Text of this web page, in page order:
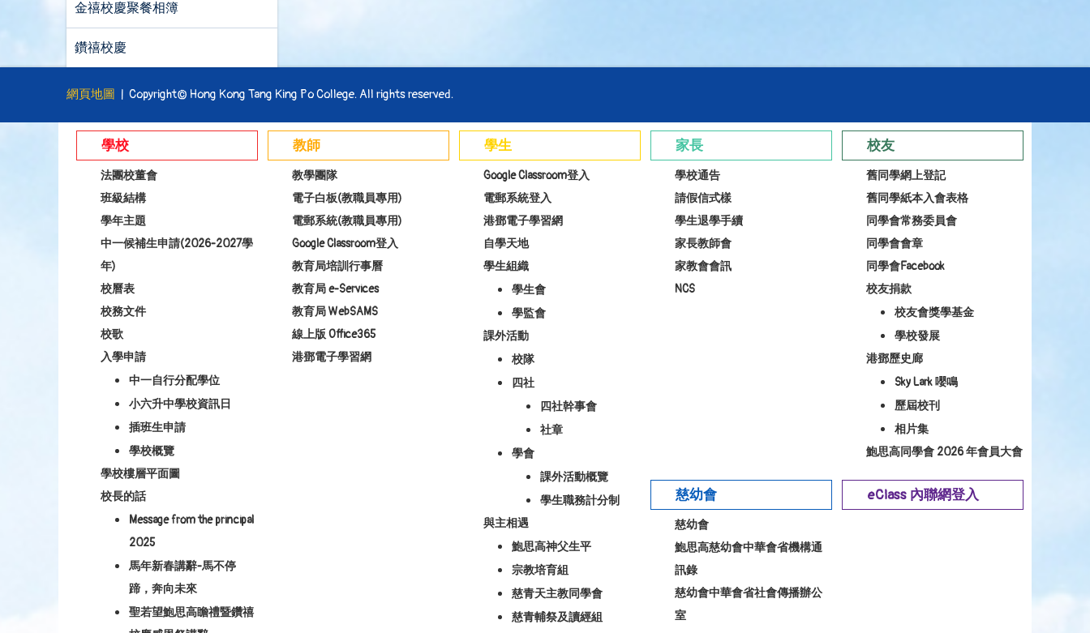
金禧校慶聚餐相簿
鑽禧校慶
網頁地圖 | Copyright© Hong Kong Tang King Po College. All rights reserved.
學校
法團校董會
班級結構
學年主題
中一候補生申請(2026-2027學
年)
校曆表
校務文件
校歌
入學申請
中一自行分配學位
小六升中學校資訊日
插班生申請
學校概覽
學校樓層平面圖
校長的話
Message from the principal
2025
馬年新春講辭-馬不停
蹄，奔向未來
聖若望鮑思高瞻禮暨鑽禧
教師
教學團隊
電子白板(教職員專用)
電郵系統(教職員專用)
Google Classroom登入
教育局培訓行事曆
教育局 e-Services
教育局 WebSAMS
線上版 Office365
港鄧電子學習網
學生
Google Classroom登入
電郵系統登入
港鄧電子學習網
自學天地
學生組織
學生會
學監會
課外活動
校隊
四社
四社幹事會
社章
學會
課外活動概覽
學生職務計分制
與主相遇
鮑思高神父生平
宗教培育組
慈青天主教同學會
慈青輔祭及讀經組
家長
學校通告
請假信式樣
學生退學手續
家長教師會
家教會會訊
NCS
校友
舊同學網上登記
舊同學紙本入會表格
同學會常務委員會
同學會會章
同學會Facebook
校友捐款
校友會獎學基金
學校發展
港鄧歷史廊
Sky Lark 嚶鳴
歷屆校刊
相片集
鮑思高同學會 2026 年會員大會
慈幼會
慈幼會
鮑思高慈幼會中華會省機構通
訊錄
慈幼會中華會省社會傳播辦公
室
eClass 內聯網登入